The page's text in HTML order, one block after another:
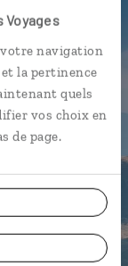
navigation
la pertinence
quels
vos choix en
de page.
pubs